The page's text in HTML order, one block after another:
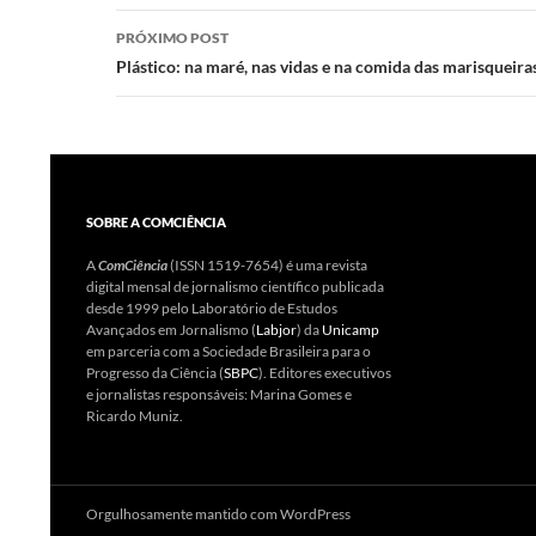
n o
k
p
p
posts
PRÓXIMO POST
Plástico: na maré, nas vidas e na comida das
SOBRE A COMCIÊNCIA
AComCiência(ISSN 1519-7654) é uma revista
digital mensal de jornalismo científico publicada
desde 1999 pelo Laboratório de Estudos
Avançados em Jornalismo (Labjor) da Unicamp
em parceria com a Sociedade Brasileira para o
Progresso da Ciência (SBPC). Editores executivos
e jornalistas responsáveis: Marina Gomes e
Ricardo Muniz.
Orgulhosamente mantido com WordPress